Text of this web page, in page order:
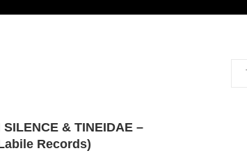
SILENCE & TINEIDAE –
Records)